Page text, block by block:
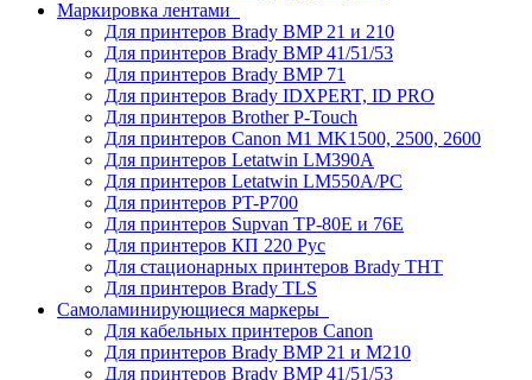
Маркировка лентами
Для принтеров Brady BMP 21 и 210
Для принтеров Brady BMP 41/51/53
Для принтеров Brady BMP 71
Для принтеров Brady IDXPERT, ID PRO
Для принтеров Brother P-Touch
Для принтеров Canon M1 MK1500, 2500, 2600
Для принтеров Letatwin LM390A
Для принтеров Letatwin LM550A/PC
Для принтеров PT-P700
Для принтеров Supvan TP-80E и 76E
Для принтеров КП 220 Рус
Для стационарных принтеров Brady THT
Для принтеров Brady TLS
Самоламинирующиеся маркеры
Для кабельных принтеров Canon
Для принтеров Brady BMP 21 и M210
Для принтеров Brady BMP 41/51/53